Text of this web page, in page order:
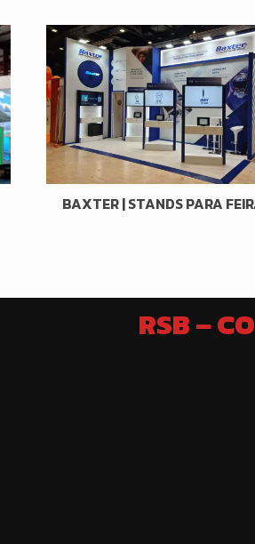
BAXTER | STANDS PARA
RSB –